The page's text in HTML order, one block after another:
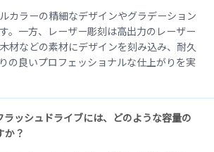
カラーの精細なデザインやグラデーション
。一方、レーザー彫刻は高出力のレーザー
材などの素材にデザインを刻み込み、耐久
の良いプロフェッショナルな仕上がりを実
ラッシュドライブには、どのような容量の
か？